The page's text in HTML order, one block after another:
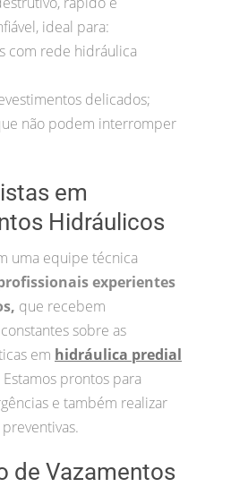
ideal para:
com rede hidráulica
delicados;
não podem interromper
em
Hidráulicos
uma equipe técnica
experientes
que recebem
sobre as
em hidráulica predial
Estamos prontos para
e também realizar
de Vazamentos